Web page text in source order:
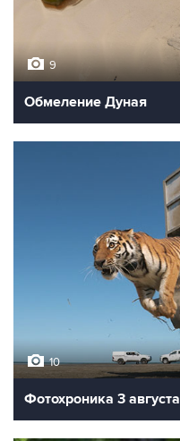
9
Обмеление Дуная
10
Фотохроника 3 августа